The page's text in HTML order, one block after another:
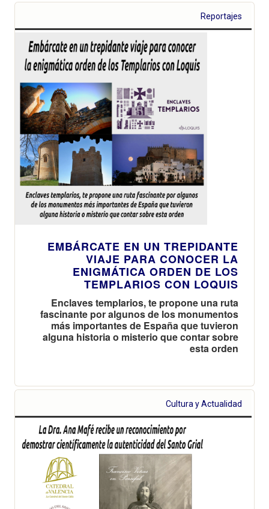
Reportajes
EMBÁRCATE EN UN TREPIDANTE
VIAJE PARA CONOCER LA
ENIGMÁTICA ORDEN DE LOS
TEMPLARIOS CON LOQUIS
Enclaves templarios, te propone una ruta
fascinante por algunos de los monumentos
más importantes de España que tuvieron
alguna historia o misterio que contar sobre
esta orden
Cultura y Actualidad